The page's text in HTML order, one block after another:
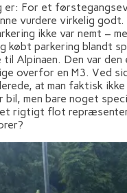
er: For et
vurdere virkelig
ikke var nemt –
købt parkering blandt
til Alpinaen. Den var
overfor en M3. Ved
at man faktisk
bil, men bare noget
rigtigt flot